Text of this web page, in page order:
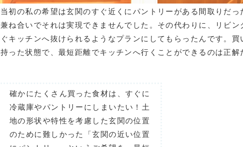
当初の私の希望は玄関のすぐ近くにパントリーがある間取りだっ
兼ね合いでそれは実現できませんでした。その代わりに、リビン
ぐキッチンへ抜けられるようなプランにしてもらったんです。買
持った状態で、最短距離でキッチンへ行くことができるのは正解
確かにたくさん買った食材は、すぐに
冷蔵庫やパントリーにしまいたい！土
地の形状や特性を考慮した玄関の位置
のために難しかった「玄関の近い位置